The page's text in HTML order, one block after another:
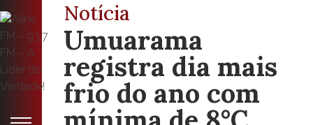
Notícia
Umuarama
registra dia mais
frio do ano com